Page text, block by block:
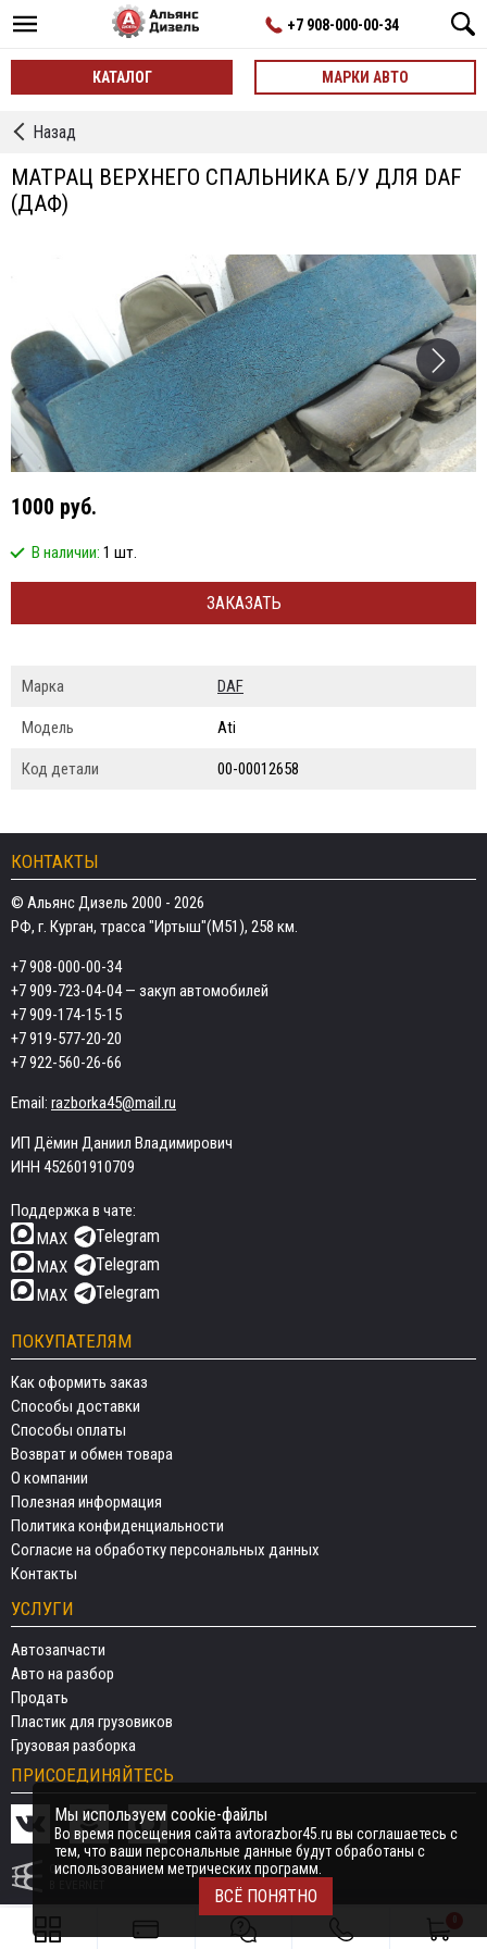
+7 908-000-00-34
КАТАЛОГ МАРКИ АВТО
←
Элементы
б/
у
Назад
МАТРАЦ ВЕРХНЕГО СПАЛЬНИКА Б/У ДЛЯ DAF
(ДАФ)
1000 руб.
В наличии: 1 шт.
ЗАКАЗАТЬ
Марка DAF
Модель Ati
Код детали 00-00012658
КОНТАКТЫ
© Альянс Дизель 2000 - 2026
РФ, г. Курган, трасса "Иртыш"(М51), 258 км.
+7 908-000-00-34
+7 909-723-04-04— закуп автомобилей
+7 909-174-15-15
+7 919-577-20-20
+7 922-560-26-66
Email: razborka45@mail.ru
ИП Дёмин Даниил Владимирович
ИНН 452601910709
Поддержка в чате:
MAX
Telegram
MAX Telegram
MAX Telegram
ПОКУПАТЕЛЯМ
Как оформить заказ
Способы доставки
Способы оплаты
Возврат и обмен товара
О компании
Полезная информация
Политика конфиденциальности
Согласие на обработку персональных данных
Контакты
УСЛУГИ
Автозапчасти
Авто на разбор
Продать
Пластик для грузовиков
Грузовая разборка
ПРИСОЕДИНЯЙТЕСЬ
СДЕЛАНО
Мы используем cookie-файлы
Во время посещения сайта avtorazbor45.ru вы соглашаетесь с
тем, что ваши персональные данные будут обработаны с
использованием метрических программ.
ВСЁ ПОНЯТНО